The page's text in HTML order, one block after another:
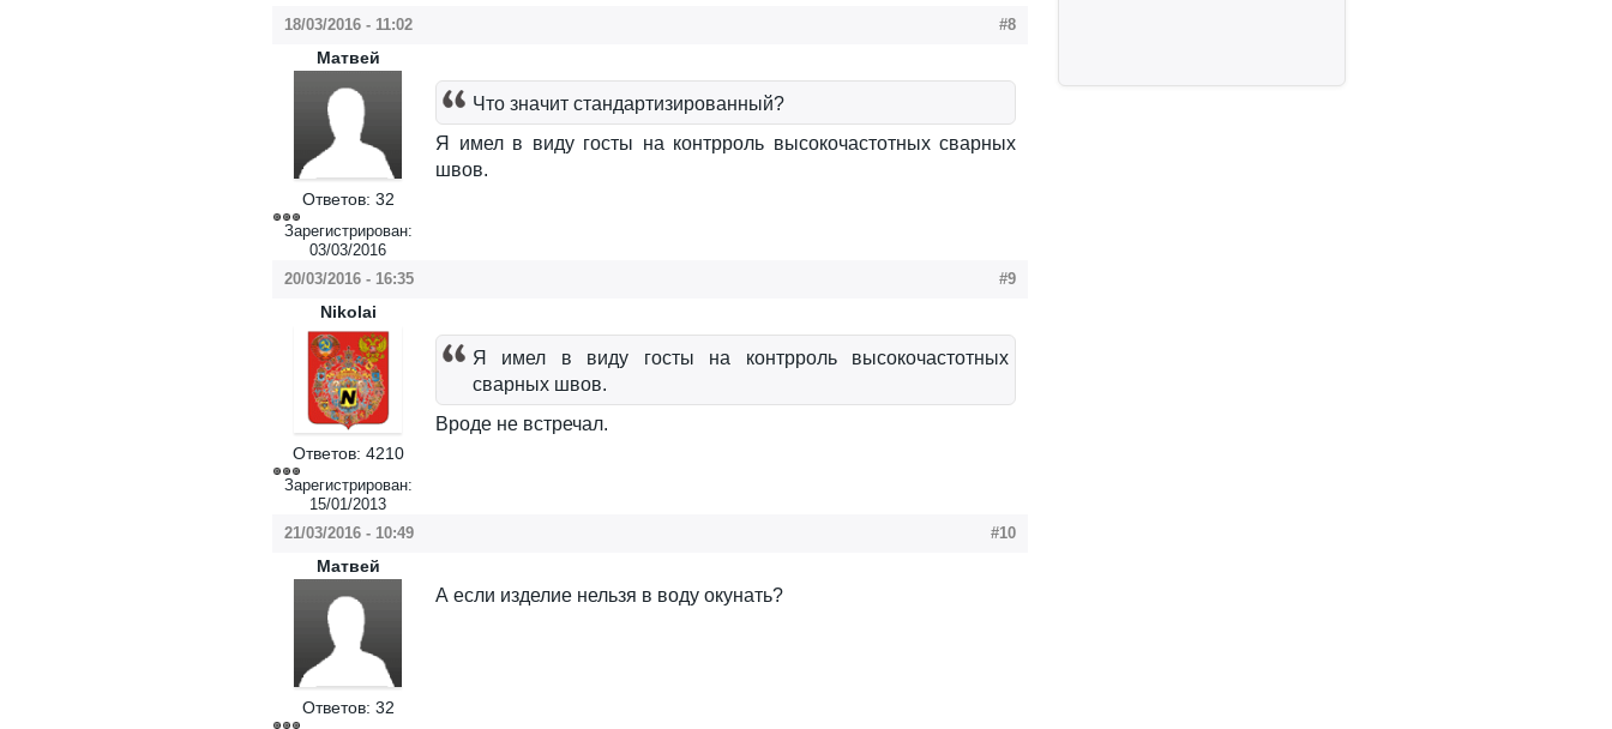
18/03/2016 - 11:02 #8
Матвей
Ответов: 32
Зарегистрирован:
03/03/2016
Что значит стандартизированный?
Я имел в виду госты на контрроль высокочастотных сварных
швов.
20/03/2016 - 16:35 #9
Nikolai
Ответов: 4210
Зарегистрирован:
15/01/2013
Я имел в виду госты на контрроль высокочастотных
сварных швов.
Вроде не встречал.
21/03/2016 - 10:49 #10
Матвей
Ответов: 32
А если изделие нельзя в воду окунать?